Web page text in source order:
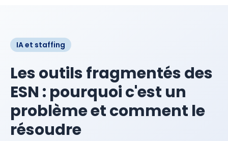
IA et staffing
Les outils fragmentés des
ESN : pourquoi c'est un
problème et comment le
résoudre